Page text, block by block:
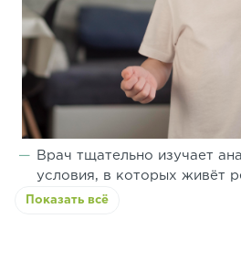
Врач тщательно изучает
условия, в которых живёт
Показать всё